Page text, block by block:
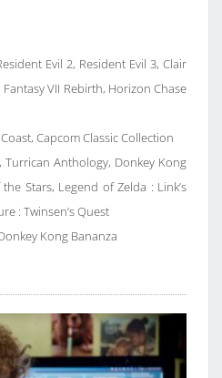
Evil 2, Resident Evil 3, Clair
VII Rebirth, Horizon Chase
Capcom Classic Collection
Turrican Anthology, Donkey Kong
Stars, Legend of Zelda : Link’s
: Twinsen’s Quest
Kong Bananza